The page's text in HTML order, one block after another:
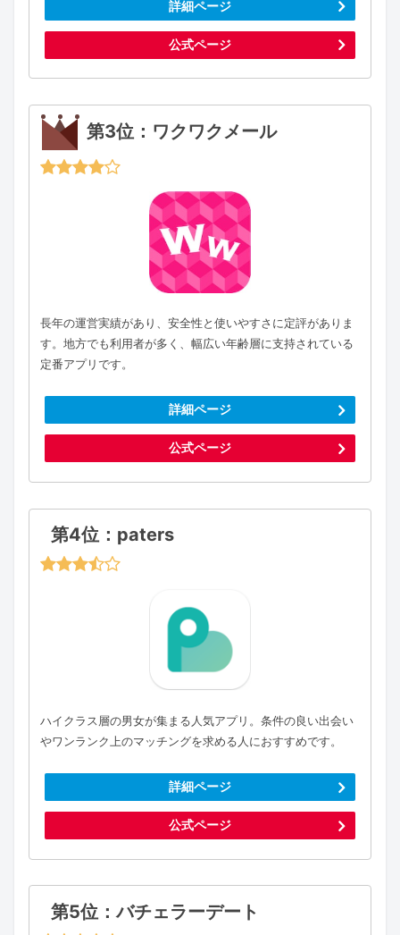
詳細ページ
公式ページ
第3位：ワクワクメール
長年の運営実績があり、安全性と使いやすさに定評がありま
す。地方でも利用者が多く、幅広い年齢層に支持されている
定番アプリです。
詳細ページ
公式ページ
第4位：paters
ハイクラス層の男女が集まる人気アプリ。条件の良い出会い
やワンランク上のマッチングを求める人におすすめです。
詳細ページ
公式ページ
第5位：バチェラーデート